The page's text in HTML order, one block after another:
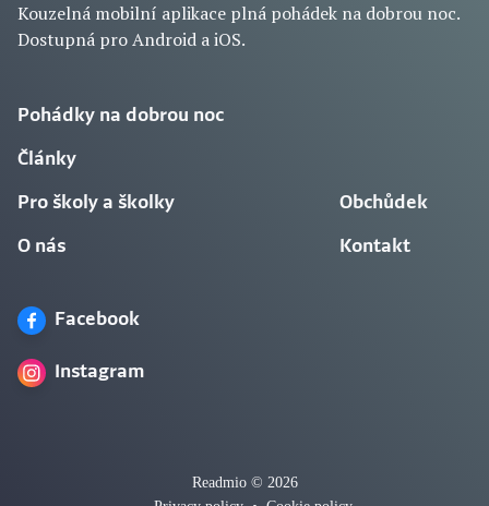
Kouzelná mobilní aplikace plná pohádek na dobrou noc.
Dostupná pro Android a iOS.
Pohádky na dobrou noc
Články
Pro školy a školky
O nás
Obchůdek
Kontakt
Facebook
Instagram
Readmio © 2026